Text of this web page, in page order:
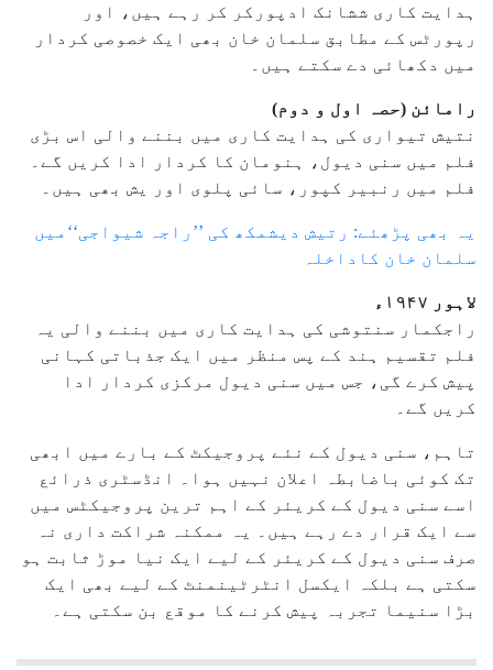
ہدایت کاری ششانک ادپورکر کر رہے ہیں، اور
رپورٹس کے مطابق سلمان خان بھی ایک خصوصی کردار
میں دکھائی دے سکتے ہیں۔
رامائن (حصہ اول و دوم)
نتیش تیواری کی ہدایت کاری میں بننے والی اس بڑی
فلم میں سنی دیول، ہنومان کا کردار ادا کریں گے۔
فلم میں رنبیر کپور، سائی پلوی اور یش بھی ہیں۔
یہ بھی پڑھئے: رتیش دیشمکھ کی ’’راجہ شیواجی‘‘میں
سلمان خان کاداخلہ
لاہور ۱۹۴۷ء
راجکمار سنتوشی کی ہدایت کاری میں بننے والی یہ
فلم تقسیم ہند کے پس منظر میں ایک جذباتی کہانی
پیش کرے گی، جس میں سنی دیول مرکزی کردار ادا
کریں گے۔
تاہم، سنی دیول کے نئے پروجیکٹ کے بارے میں ابھی
تک کوئی باضابطہ اعلان نہیں ہوا۔ انڈسٹری ذرائع
اسے سنی دیول کے کریئر کے اہم ترین پروجیکٹس میں
سے ایک قرار دے رہے ہیں۔ یہ ممکنہ شراکت داری نہ
صرف سنی دیول کے کریئر کے لیے ایک نیا موڑ ثابت ہو
سکتی ہے بلکہ ایکسل انٹرٹینمنٹ کے لیے بھی ایک
بڑا سنیما تجربہ پیش کرنے کا موقع بن سکتی ہے۔